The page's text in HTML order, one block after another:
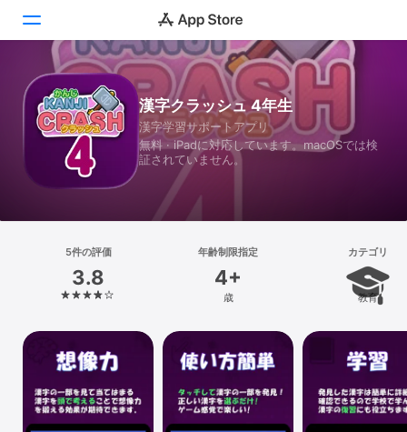
Today
ゲーム
アプリ
検索
プラットフォーム
iPhone
iPad
Vision
Watch
漢字クラッシュ 4年生
漢字学習サポートアプリ
無料 · iPadに対応しています。macOSでは検
証されていません。
5件の評価
3.8
年齢制限指定
4+
歳
カテゴリ
教育